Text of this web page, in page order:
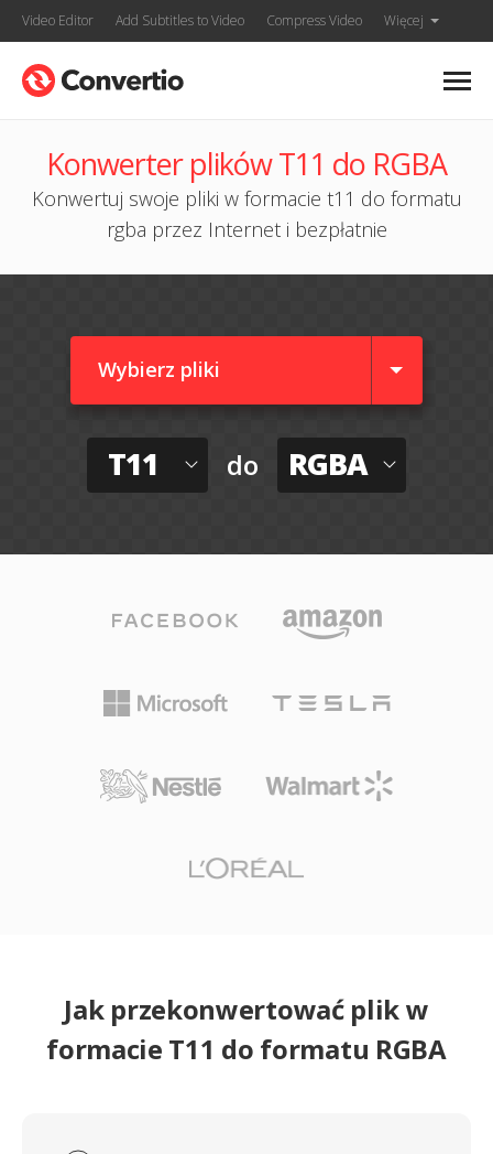
Video Editor Add Subtitles to Video Compress Video Więcej
Konwerter plików T11 do RGBA
Konwertuj swoje pliki w formacie t11 do formatu
rgba przez Internet i bezpłatnie
Wybierz pliki
T11 do RGBA
Jak przekonwertować plik w
formacie T11 do formatu RGBA